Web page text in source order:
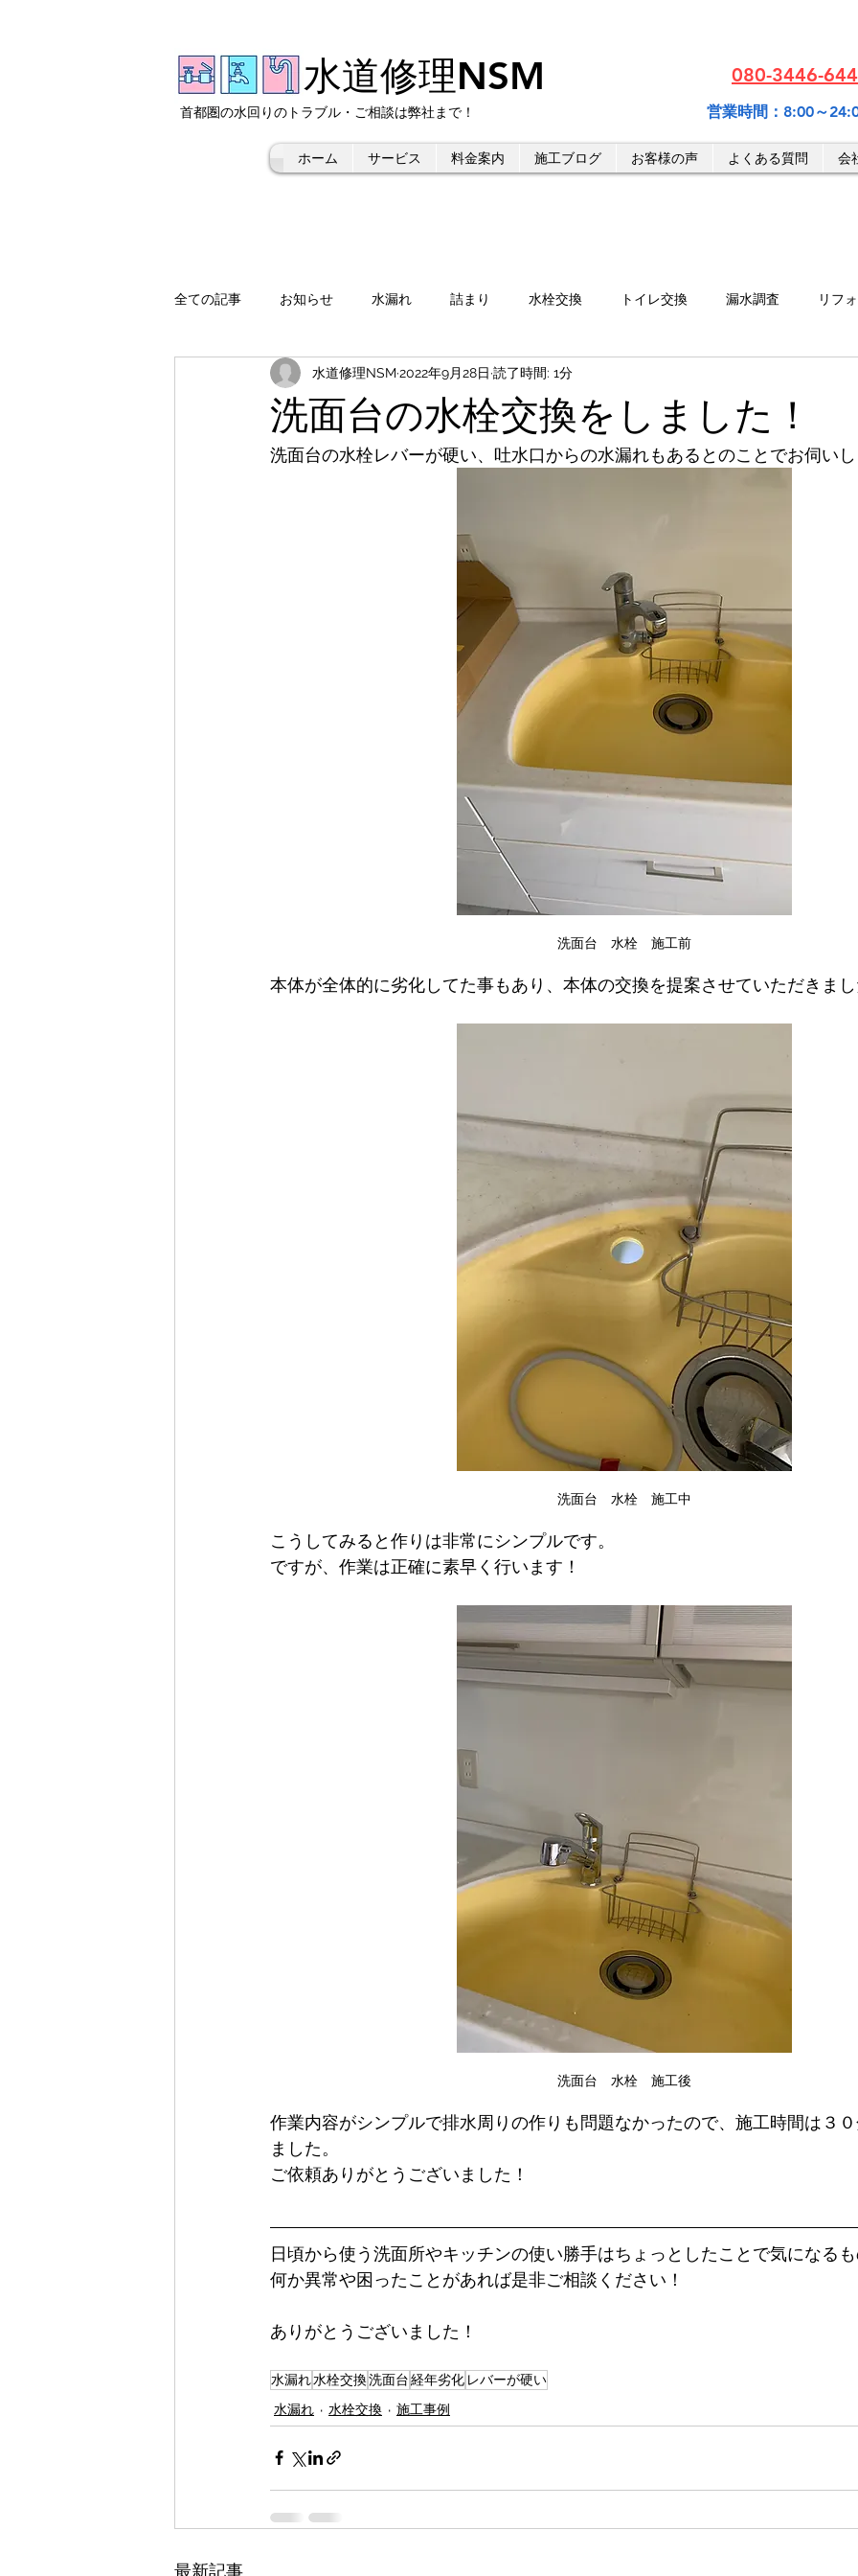
水道修理NSM
​首都圏の水回りのトラブル・ご相談は弊社まで！
080-3446-
営業時間：8:00～
ホーム サービス 料金案内 施工ブログ お客様の声 よくある質問 会
全ての記事 お知らせ 水漏れ 詰まり 水栓交換 トイレ交換 漏水調査 リフ
洗面台の水栓交換をしました！
水道修理NSM 2022年9月28日 読了時間: 1分
洗面台の水栓レバーが硬い、吐水口からの水漏れもあるとのことでお伺い
洗面台　水栓　施工前
本体が全体的に劣化してた事もあり、本体の交換を提案させていただきま
洗面台　水栓　施工中
こうしてみると作りは非常にシンプルです。
ですが、作業は正確に素早く行います！
洗面台　水栓　施工後
作業内容がシンプルで排水周りの作りも問題なかったので、施工時間は３
ました。
ご依頼ありがとうございました！
日頃から使う洗面所やキッチンの使い勝手はちょっとしたことで気になる
何か異常や困ったことがあれば是非ご相談ください！
ありがとうございました！
水漏れ水栓交換洗面台経年劣化 レバーが硬い
水漏れ
水栓交換 施工事例
最新記事